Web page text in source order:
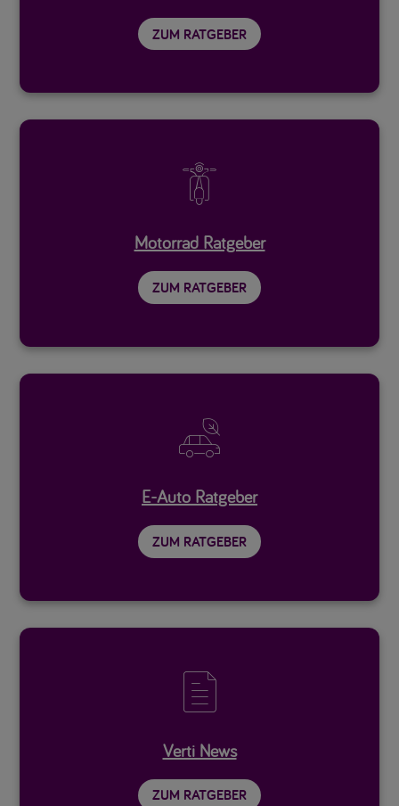
ZUM RATGEBER

Motorrad Ratgeber
ZUM RATGEBER

E-Auto Ratgeber
ZUM RATGEBER

Verti News
ZUM RATGEBER